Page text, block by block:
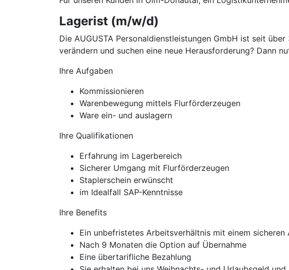
Lagerist (m/w/d)
Die AUGUSTA Personaldienstleistungen GmbH ist seit
verändern und suchen eine neue Herausforderung? Dann
Ihre Aufgaben
Kommissionieren
Warenbewegung mittels Flurförderzeugen
Ware ein- und auslagern
Ihre Qualifikationen
Erfahrung im Lagerbereich
Sicherer Umgang mit Flurförderzeugen
Staplerschein erwünscht
im Idealfall SAP-Kenntnisse
Ihre Benefits
Ein unbefristetes Arbeitsverhältnis mit einem sicheren
Nach 9 Monaten die Option auf Übernahme
Eine übertarifliche Bezahlung